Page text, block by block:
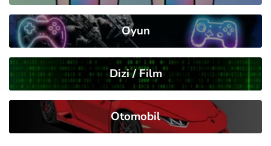
Oyun
Dizi / Film
Otomobil